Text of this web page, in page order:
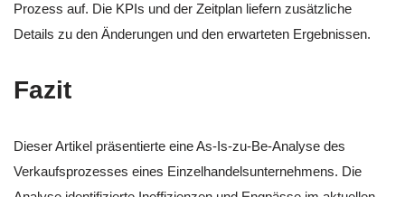
Prozess auf. Die KPIs und der Zeitplan liefern zusätzliche
Details zu den Änderungen und den erwarteten Ergebnissen.
Fazit
Dieser Artikel präsentierte eine As-Is-zu-Be-Analyse des
Verkaufsprozesses eines Einzelhandelsunternehmens. Die